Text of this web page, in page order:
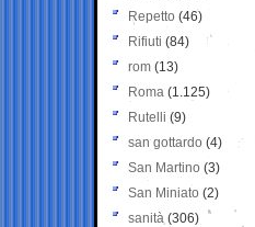
Repetto (46)
Rifiuti (84)
rom (13)
Roma (1.125)
Rutelli (9)
san gottardo (4)
San Martino (3)
San Miniato (2)
sanità (306)